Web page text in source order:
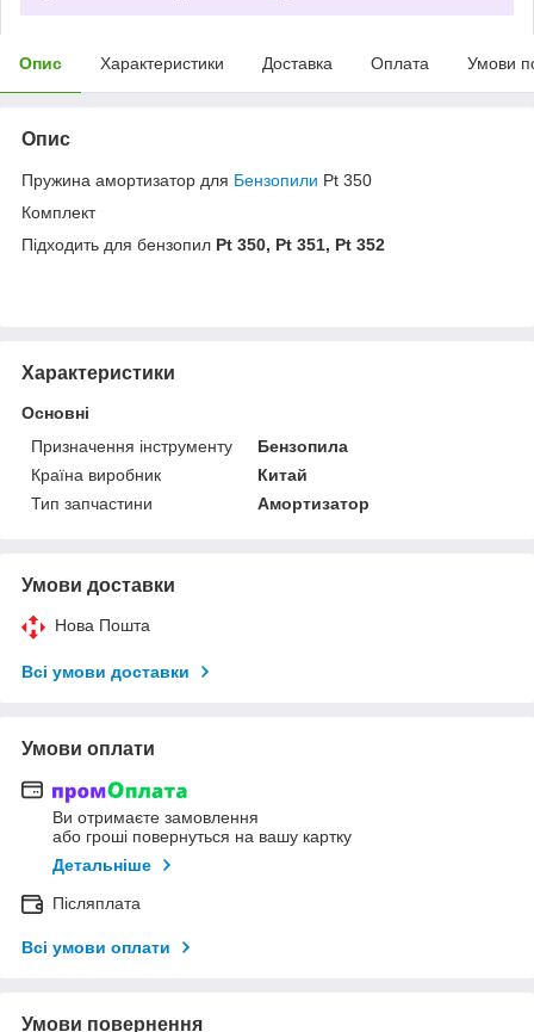
Опис Характеристики Доставка Оплата Умови
Опис
Пружина амортизатор для Бензопили Pt 350
Комплект
Підходить для бензопил Pt 350, Pt 351, Pt 352
Характеристики
Основні
Призначення інструменту
Бензопила
Країна виробник
Китай
Тип запчастини
Амортизатор
Умови доставки
Нова Пошта
Всі умови доставки
Умови оплати
Ви отримаєте замовлення
або гроші повернуться на вашу картку
Детальніше
Післяплата
Всі умови оплати
Умови повернення